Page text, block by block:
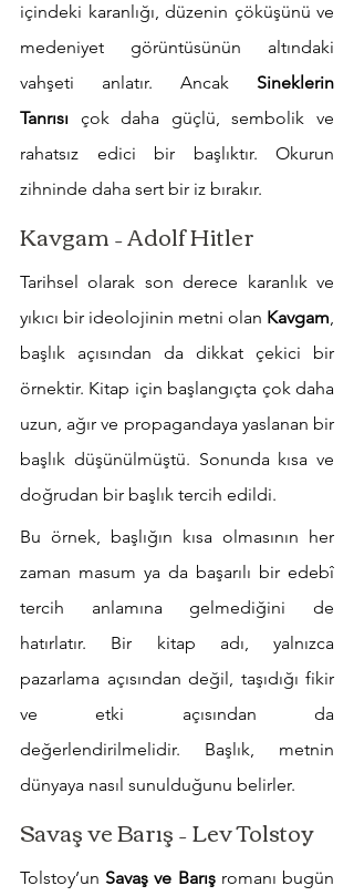
içindeki karanlığı, düzenin çöküşünü ve
medeniyet görüntüsünün altındaki
vahşeti anlatır. Ancak Sineklerin
Tanrısı çok daha güçlü, sembolik ve
rahatsız edici bir başlıktır. Okurun
zihninde daha sert bir iz bırakır.
Kavgam – Adolf Hitler
Tarihsel olarak son derece karanlık ve
yıkıcı bir ideolojinin metni olan Kavgam,
başlık açısından da dikkat çekici bir
örnektir. Kitap için başlangıçta çok daha
uzun, ağır ve propagandaya yaslanan bir
başlık düşünülmüştü. Sonunda kısa ve
doğrudan bir başlık tercih edildi.
Bu örnek, başlığın kısa olmasının her
zaman masum ya da başarılı bir edebî
tercih anlamına gelmediğini de
hatırlatır. Bir kitap adı, yalnızca
pazarlama açısından değil, taşıdığı fikir
ve etki açısından da
değerlendirilmelidir. Başlık, metnin
dünyaya nasıl sunulduğunu belirler.
Savaş ve Barış – Lev Tolstoy
Tolstoy’un Savaş ve Barış romanı bugün